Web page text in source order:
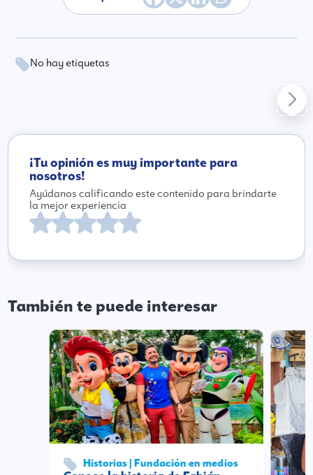
No hay etiquetas
¡Tu opinión es muy importante para
nosotros!
Ayúdanos calificando este contenido para brindarte
la mejor experiencia
También te puede interesar
Historias | Fundación en medios